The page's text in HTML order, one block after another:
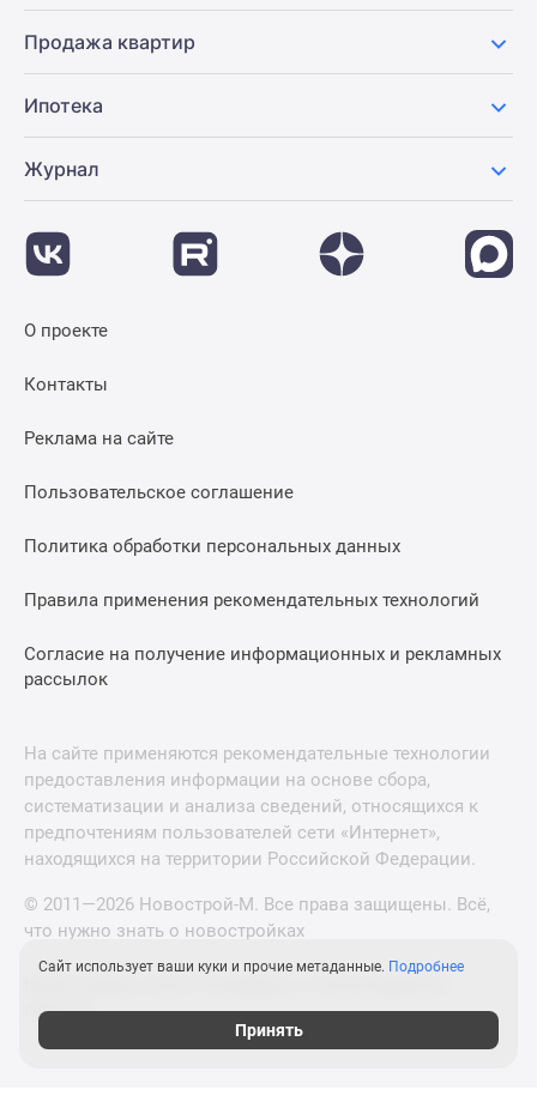
Продажа квартир
Ипотека
Журнал
О проекте
Контакты
Реклама на сайте
Пользовательское соглашение
Политика обработки персональных данных
Правила применения рекомендательных технологий
Согласие на получение информационных и рекламных
рассылок
На сайте применяются рекомендательные технологии
предоставления информации на основе сбора,
систематизации и анализа сведений, относящихся к
предпочтениям пользователей сети «Интернет»,
находящихся на территории Российской Федерации.
© 2011—2026 Новострой-М. Все права защищены. Всё,
что нужно знать о новостройках
области
Сайт использует ваши куки и прочие метаданные. Подробнее
Принять